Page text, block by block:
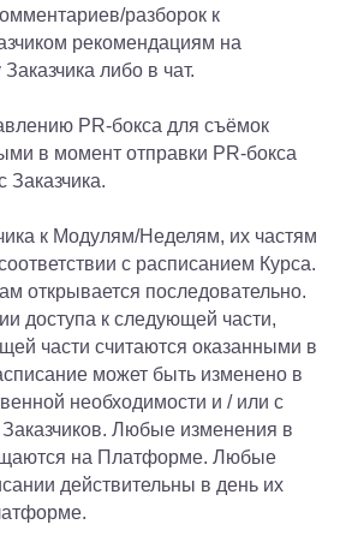
разборок к
рекомендациям на
либо в чат.
PR-бокса для съёмок
в момент отправки PR-бокса
Заказчика.
к Модулям/Неделям, их частям
с расписанием Курса.
открывается последовательно.
доступа к следующей части,
части считаются оказанными в
может быть изменено в
необходимости и / или с
Любые изменения в
на Платформе. Любые
действительны в день их